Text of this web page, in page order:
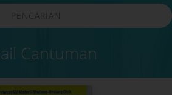
Cantuman
PENCARIAN